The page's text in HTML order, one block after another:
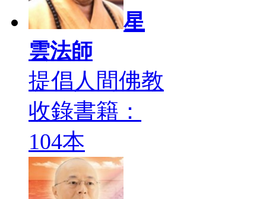
星
雲法師
提倡人間佛教
收錄書籍：
104本